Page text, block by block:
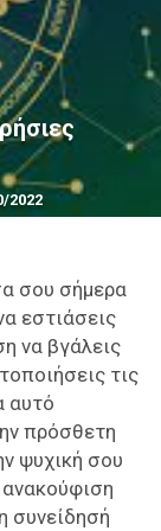
2022
σου σήμερα
εστιάσεις
να βγάλεις
τις
αυτό
πρόσθετη
ψυχική σου
συνείδησή